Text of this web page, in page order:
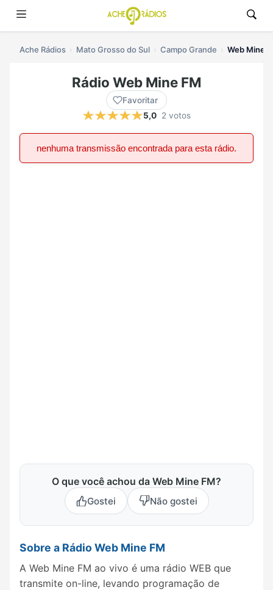
Ache Rádios Mato Grosso do Sul Campo Grande Web Mine
Rádio Web Mine FM
Favoritar
5,0 2 votos
nenhuma transmissão encontrada para esta rádio.
O que você achou da Web Mine FM?
Gostei Não gostei
Sobre a Rádio Web Mine FM
A Web Mine FM ao vivo é uma rádio WEB que
transmite on-line, levando programação de